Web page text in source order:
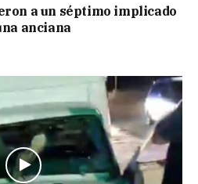
a un séptimo implicado
anciana